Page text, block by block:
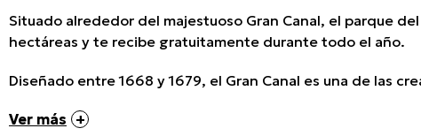
Situado alrededor del majestuoso Gran Canal, el parque
hectáreas y te recibe gratuitamente durante todo el año.
Diseñado entre 1668 y 1679, el Gran Canal es una de las
Ver más